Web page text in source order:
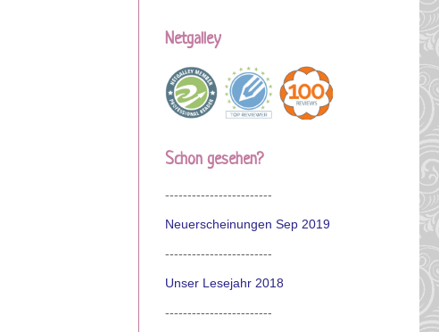
Netgalley
Schon gesehen?
------------------------
Neuerscheinungen Sep 2019
------------------------
Unser Lesejahr 2018
------------------------